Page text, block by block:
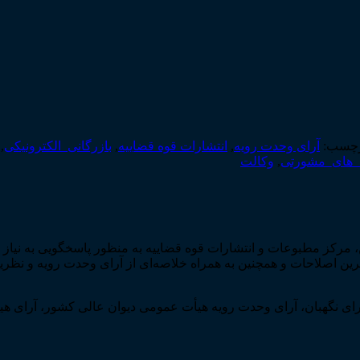
آرای وحدت رویه, انتشارات قوه قضاییه, بازرگانی_الکترونیکی
, وکالت
مطبوعات و انتشارات قوه قضاییه به منظور پاسخ­گویی به
اصلاحات و همچنین به همراه خلاصه‌­ای از آرای وحدت رویه
آرای وحدت رویه هیأت عمومی دیوان عالی کشور، آرای